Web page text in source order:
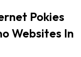
Pokies
Websites In